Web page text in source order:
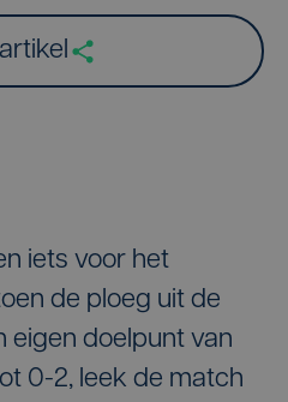
iets voor het
de ploeg uit de
eigen doelpunt van
0-2, leek de match